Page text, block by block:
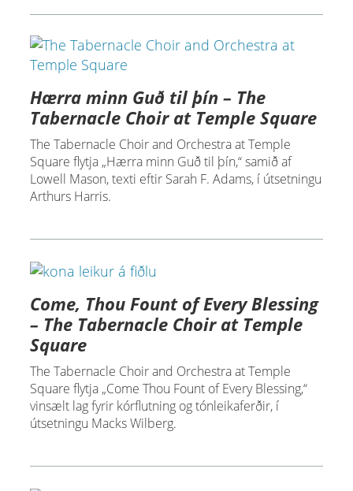
Hærra minn Guð til þín – The
Tabernacle Choir at Temple Square
The Tabernacle Choir and Orchestra at Temple
Square flytja „Hærra minn Guð til þín,“ samið af
Lowell Mason, texti eftir Sarah F. Adams, í útsetningu
Arthurs Harris.
Come, Thou Fount of Every Blessing
– The Tabernacle Choir at Temple
Square
The Tabernacle Choir and Orchestra at Temple
Square flytja „Come Thou Fount of Every Blessing,“
vinsælt lag fyrir kórflutning og tónleikaferðir, í
útsetningu Macks Wilberg.